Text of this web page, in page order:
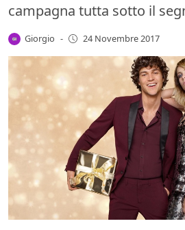
campagna tutta sotto il
Giorgio - 24 Novembre 2017